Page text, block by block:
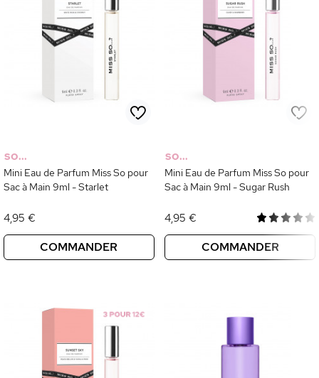
SO...
Mini Eau de Parfum Miss So pour
Sac à Main 9ml - Starlet
4,95 €
COMMANDER
SO...
Mini Eau de Parfum Miss So pour
Sac à Main 9ml - Sugar Rush
4,95 €
COMMANDER